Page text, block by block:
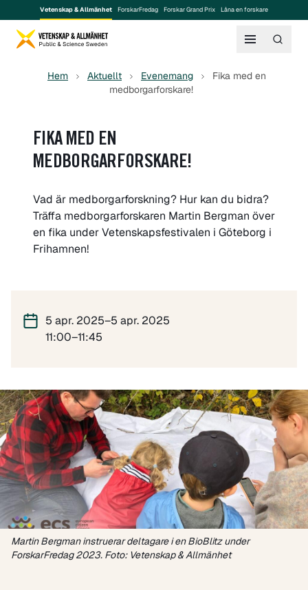
Vetenskap & Allmänhet ForskarFredag Forskar Grand Prix Låna en forskare
Hem Aktuellt Evenemang
Fika med en
medborgarforskare!
FIKA MED EN
MEDBORGARFORSKARE!
Vad är medborgarforskning? Hur kan du bidra?
Träffa medborgarforskaren Martin Bergman över
en fika under Vetenskapsfestivalen i Göteborg i
Frihamnen!
5 apr. 2025–5 apr. 2025
11:00–11:45
Martin Bergman instruerar deltagare i en BioBlitz under
ForskarFredag 2023. Foto: Vetenskap & Allmänhet